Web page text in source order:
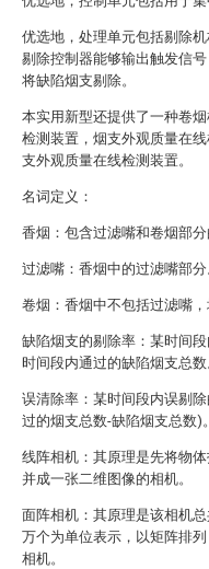
优选地，处理单元包括剔除
剔除控制器能够输出触发信
将缺陷烟支剔除。
本实用新型还提供了一种卷
检测装置，烟支外观质量在
支外观质量在线检测装置。
名词定义：
香烟：包含过滤嘴和卷烟部分
过滤嘴：香烟中的过滤嘴部分
卷烟：香烟中不包括过滤嘴，
缺陷烟支的剔除率：某时间
时间段内通过的缺陷烟支总数
误清除率：某时间段内误剔
过的烟支总数-缺陷烟支总数)。
线阵相机：其原理是先将物
并成一张二维图像的相机。
面阵相机：其原理是该相机
万个为单位表示，以矩阵排
相机。